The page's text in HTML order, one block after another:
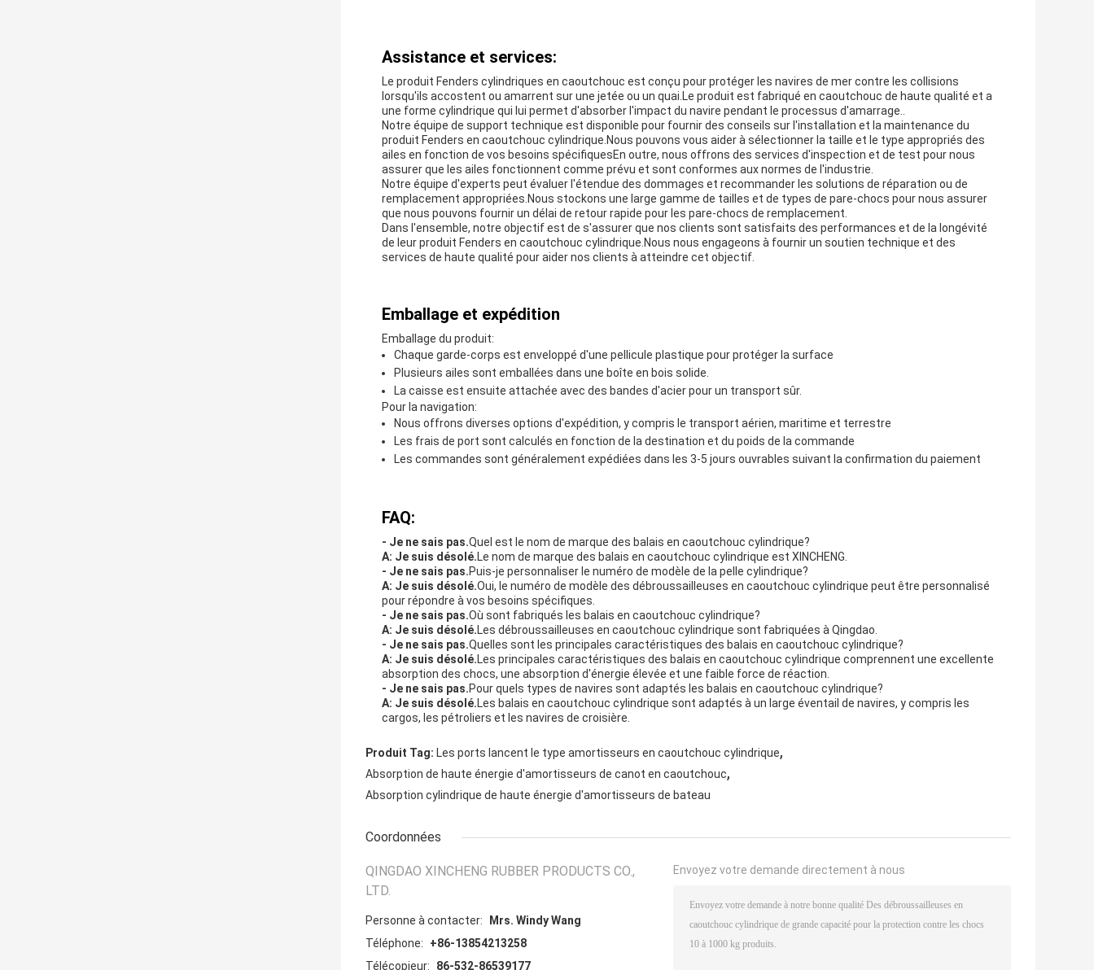
Assistance et services:
Le produit Fenders cylindriques en caoutchouc est conçu pour protéger les navires de mer contre les collisions
lorsqu'ils accostent ou amarrent sur une jetée ou un quai.Le produit est fabriqué en caoutchouc de haute qualité et a
une forme cylindrique qui lui permet d'absorber l'impact du navire pendant le processus d'amarrage..
Notre équipe de support technique est disponible pour fournir des conseils sur l'installation et la maintenance du
produit Fenders en caoutchouc cylindrique.Nous pouvons vous aider à sélectionner la taille et le type appropriés des
ailes en fonction de vos besoins spécifiquesEn outre, nous offrons des services d'inspection et de test pour nous
assurer que les ailes fonctionnent comme prévu et sont conformes aux normes de l'industrie.
Notre équipe d'experts peut évaluer l'étendue des dommages et recommander les solutions de réparation ou de
remplacement appropriées.Nous stockons une large gamme de tailles et de types de pare-chocs pour nous assurer
que nous pouvons fournir un délai de retour rapide pour les pare-chocs de remplacement.
Dans l'ensemble, notre objectif est de s'assurer que nos clients sont satisfaits des performances et de la longévité
de leur produit Fenders en caoutchouc cylindrique.Nous nous engageons à fournir un soutien technique et des
services de haute qualité pour aider nos clients à atteindre cet objectif.
Emballage et expédition
Emballage du produit:
Chaque garde-corps est enveloppé d'une pellicule plastique pour protéger la surface
Plusieurs ailes sont emballées dans une boîte en bois solide.
La caisse est ensuite attachée avec des bandes d'acier pour un transport sûr.
Pour la navigation:
Nous offrons diverses options d'expédition, y compris le transport aérien, maritime et terrestre
Les frais de port sont calculés en fonction de la destination et du poids de la commande
Les commandes sont généralement expédiées dans les 3-5 jours ouvrables suivant la confirmation du paiement
FAQ:
- Je ne sais pas.Quel est le nom de marque des balais en caoutchouc cylindrique?
A: Je suis désolé.Le nom de marque des balais en caoutchouc cylindrique est XINCHENG.
- Je ne sais pas.Puis-je personnaliser le numéro de modèle de la pelle cylindrique?
A: Je suis désolé.Oui, le numéro de modèle des débroussailleuses en caoutchouc cylindrique peut être personnalisé
pour répondre à vos besoins spécifiques.
- Je ne sais pas.Où sont fabriqués les balais en caoutchouc cylindrique?
A: Je suis désolé.Les débroussailleuses en caoutchouc cylindrique sont fabriquées à Qingdao.
- Je ne sais pas.Quelles sont les principales caractéristiques des balais en caoutchouc cylindrique?
A: Je suis désolé.Les principales caractéristiques des balais en caoutchouc cylindrique comprennent une excellente
absorption des chocs, une absorption d'énergie élevée et une faible force de réaction.
- Je ne sais pas.Pour quels types de navires sont adaptés les balais en caoutchouc cylindrique?
A: Je suis désolé.Les balais en caoutchouc cylindrique sont adaptés à un large éventail de navires, y compris les
cargos, les pétroliers et les navires de croisière.
Produit Tag: Les ports lancent le type amortisseurs en caoutchouc cylindrique,
Absorption de haute énergie d'amortisseurs de canot en caoutchouc,
Absorption cylindrique de haute énergie d'amortisseurs de bateau
Coordonnées
QINGDAO XINCHENG RUBBER PRODUCTS CO.,
LTD.
Personne à contacter:
Mrs. Windy Wang
Téléphone:
+86-13854213258
Télécopieur:
86-532-86539177
Envoyez votre demande directement à nous